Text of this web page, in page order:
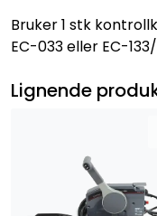
Bruker 1 stk
EC-033 eller EC-
Lignende